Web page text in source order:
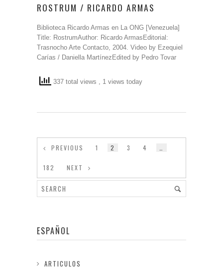
ROSTRUM / RICARDO ARMAS
Biblioteca Ricardo Armas en La ONG [Venezuela]
Title: RostrumAuthor: Ricardo ArmasEditorial:
Trasnocho Arte Contacto, 2004. Video by Ezequiel
Carías / Daniella MartínezEdited by Pedro Tovar
337 total views , 1 views today
PREVIOUS 1 2 3 4
182 NEXT
ESPAÑOL
ARTICULOS